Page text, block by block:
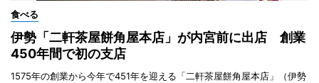
食べる
伊勢「二軒茶屋餅角屋本店」が内宮前に出店 創業
450年間で初の支店
1575年の創業から今年で451年を迎える「二軒茶屋餅角屋本店」（伊勢